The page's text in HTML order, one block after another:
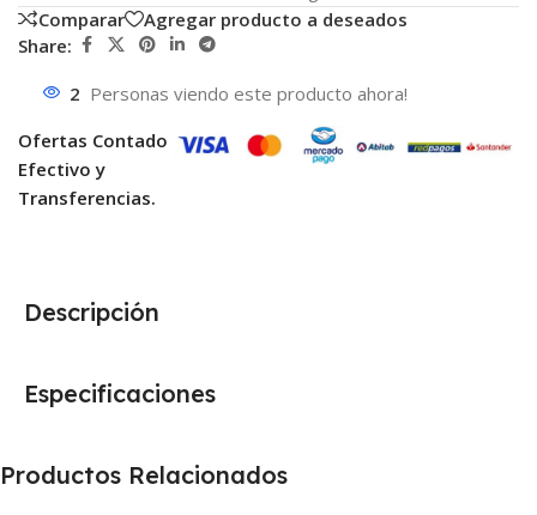
Comparar
Agregar producto a deseados
Share:
2 Personas viendo este producto ahora!
Ofertas Contado
Efectivo y
Transferencias.
Descripción
Especificaciones
Productos Relacionados